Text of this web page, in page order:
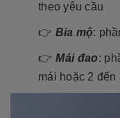
theo yêu cầu
👉 Bia mộ:
👉Mái đao:
mái hoặc 2 đến